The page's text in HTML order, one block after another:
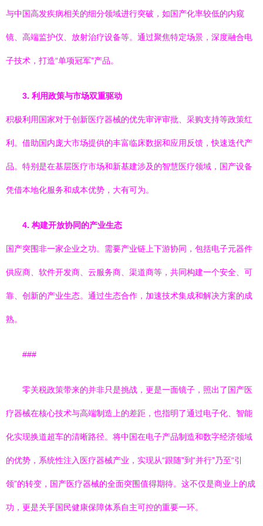
与中国高发疾病相关的细分领域进行突破，如国产化率较低的内窥
镜、高端监护仪、放射治疗设备等。通过聚焦特定场景，深度融合电
子技术，打造“单项冠军”产品。
3. 利用政策与市场双重驱动
积极利用国家对于创新医疗器械的优先审评审批、采购支持等政策红
利。借助国内庞大市场提供的丰富临床数据和应用反馈，快速迭代产
品。特别是在基层医疗市场和新基建涉及的智慧医疗领域，国产设备
凭借本地化服务和成本优势，大有可为。
4. 构建开放协同的产业生态
国产突围非一家企业之功。需要产业链上下游协同，包括电子元器件
供应商、软件开发商、云服务商、渠道商等，共同构建一个安全、可
靠、创新的产业生态。通过生态合作，加速技术集成和解决方案的成
熟。
###
零关税政策带来的并非只是挑战，更是一面镜子，照出了国产医
疗器械在核心技术与高端制造上的差距，也指明了通过电子化、智能
化实现换道超车的清晰路径。将中国在电子产品制造和数字经济领域
的优势，系统性注入医疗器械产业，实现从“跟随”到“并行”乃至“引
领”的转变，国产医疗器械的全面突围值得期待。这不仅是商业上的成
功，更是关乎国民健康保障体系自主可控的重要一环。